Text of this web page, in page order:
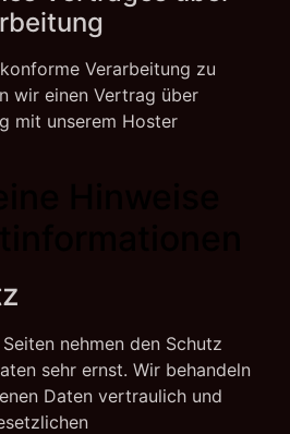
Verarbeitung zu
wir einen Vertrag über
mit unserem Hoster
nehmen den Schutz
sehr ernst. Wir behandeln
Daten vertraulich und